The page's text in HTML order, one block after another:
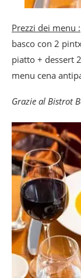
Prezzi dei menu :
basco con 2
piatto + dessert
menu cena
Grazie al Bistrot